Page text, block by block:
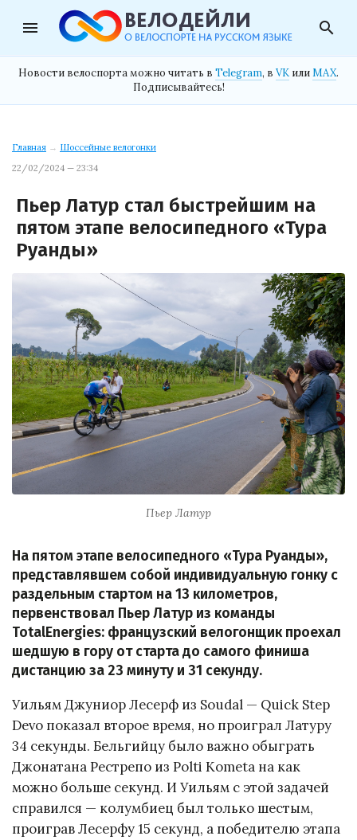
menu search
Новости велоспорта можно читать в Telegram, в VK илиMAX.
Подписывайтесь!
Главная → Шоссейные велогонки
22/02/2024 — 23:34
Пьер Латур стал быстрейшим на
пятом этапе велосипедного «Тура
Руанды»
Пьер Латур
На пятом этапе велосипедного «Тура Руанды»,
представлявшем собой индивидуальную гонку с
раздельным стартом на 13 километров,
первенствовал Пьер Латур из команды
TotalEnergies: французский велогонщик проехал
шедшую в гору от старта до самого финиша
дистанцию за 23 минуту и 31 секунду.
Уильям Джуниор Лесерф из Soudal — Quick Step
Devo показал второе время, но проиграл Латуру
34 секунды. Бельгийцу было важно обыграть
Джонатана Рестрепо из Polti Kometa на как
можно больше секунд. И Уильям с этой задачей
справился — колумбиец был только шестым,
проиграв Лесерфу 15 секунд, а победителю этапа